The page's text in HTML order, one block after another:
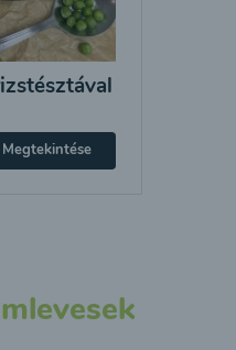
Megtekintése